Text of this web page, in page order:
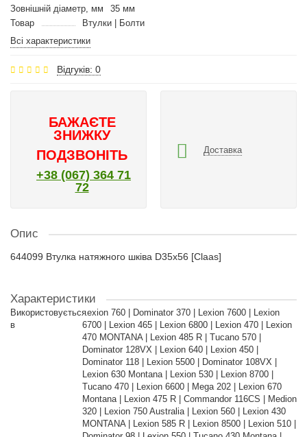
Зовнішній діаметр, мм
35 мм
Товар
Втулки | Болти
Всі характеристики
Відгуків: 0
БАЖАЄТЕ
ЗНИЖКУ
ПОДЗВОНІТЬ
+38 (067) 364 71
72
Доставка
Опис
644099 Втулка натяжного шківа D35х56 [Claas]
Характеристики
Використовується
в
Lexion 760 | Dominator 370 | Lexion 7600 | Lexion
6700 | Lexion 465 | Lexion 6800 | Lexion 470 | Lexion
470 MONTANA | Lexion 485 R | Tucano 570 |
Dominator 128VX | Lexion 640 | Lexion 450 |
Dominator 118 | Lexion 5500 | Dominator 108VX |
Lexion 630 Montana | Lexion 530 | Lexion 8700 |
Tucano 470 | Lexion 6600 | Mega 202 | Lexion 670
Montana | Lexion 475 R | Commandor 116CS | Medion
320 | Lexion 750 Australia | Lexion 560 | Lexion 430
MONTANA | Lexion 585 R | Lexion 8500 | Lexion 510 |